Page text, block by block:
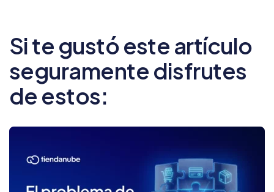
Si te gustó este artículo
seguramente disfrutes
de estos: